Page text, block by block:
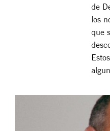
de
los
que